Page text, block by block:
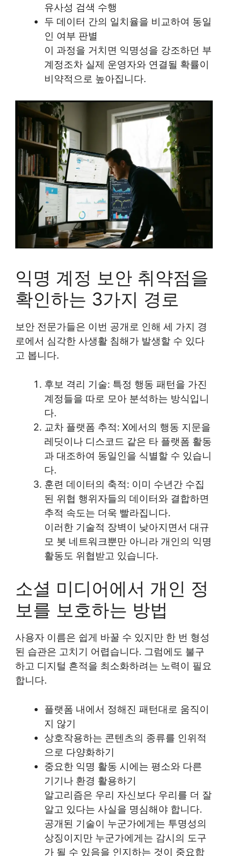
유사성 검색 수행
두 데이터 간의 일치율을 비교하여 동일
인 여부 판별
이 과정을 거치면 익명성을 강조하던 부
계정조차 실제 운영자와 연결될 확률이
비약적으로 높아집니다.
익명 계정 보안 취약점을
확인하는 3가지 경로
보안 전문가들은 이번 공개로 인해 세 가지 경
로에서 심각한 사생활 침해가 발생할 수 있다
고 봅니다.
후보 격리 기술: 특정 행동 패턴을 가진
계정들을 따로 모아 분석하는 방식입니
다.
교차 플랫폼 추적: X에서의 행동 지문을
레딧이나 디스코드 같은 타 플랫폼 활동
과 대조하여 동일인을 식별할 수 있습니
다.
훈련 데이터의 축적: 이미 수년간 수집
된 위협 행위자들의 데이터와 결합하면
추적 속도는 더욱 빨라집니다.
이러한 기술적 장벽이 낮아지면서 대규
모 봇 네트워크뿐만 아니라 개인의 익명
활동도 위협받고 있습니다.
소셜 미디어에서 개인 정
보를 보호하는 방법
사용자 이름은 쉽게 바꿀 수 있지만 한 번 형성
된 습관은 고치기 어렵습니다. 그럼에도 불구
하고 디지털 흔적을 최소화하려는 노력이 필요
합니다.
플랫폼 내에서 정해진 패턴대로 움직이
지 않기
상호작용하는 콘텐츠의 종류를 인위적
으로 다양화하기
중요한 익명 활동 시에는 평소와 다른
기기나 환경 활용하기
알고리즘은 우리 자신보다 우리를 더 잘
알고 있다는 사실을 명심해야 합니다.
공개된 기술이 누군가에게는 투명성의
상징이지만 누군가에게는 감시의 도구
가 될 수 있음을 인지하는 것이 중요합